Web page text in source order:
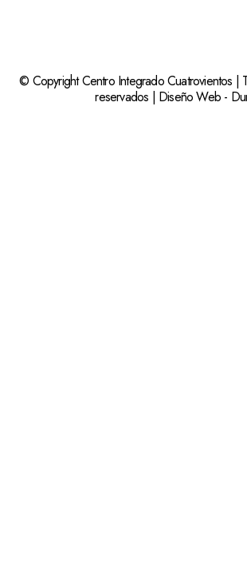
© Copyright Centro Integrado Cuatrovientos |
reservados | Diseño Web -